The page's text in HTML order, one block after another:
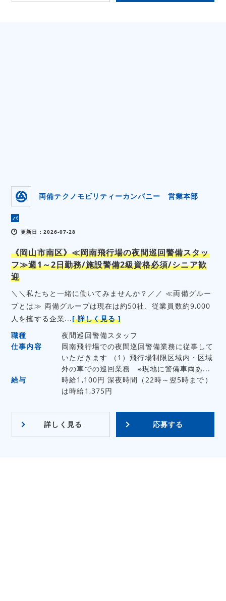
両備テクノモビリティーカンパニー 営業本部
パ
更新日：2026-07-28
《岡山市南区》≪岡南飛行場の夜間巡回警備スタッ
フ≫週1～2日勤務/施設警備2級資格必須/シニア歓
迎
＼＼私たちと一緒に働いてみませんか？／／ ≪両備グルー
プとは≫ 両備グループは現在は約50社、従業員数約9,000
人を擁する企業...[ 詳しく見る ]
職種
夜間巡回警備スタッフ
仕事内容
岡南飛行場での夜間巡回警備業務に従事して
いただきます （1）飛行場制限区域内・区域
外の車での巡回業務 ※現地に警備車両あ...
給与
時給1,100円 深夜時間（22時～翌5時まで）
は時給1,375円
詳しく見る 応募する